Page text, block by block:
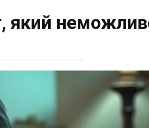
який